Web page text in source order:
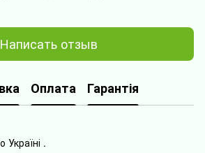
Написать отзыв
Оплата Гарантія
.